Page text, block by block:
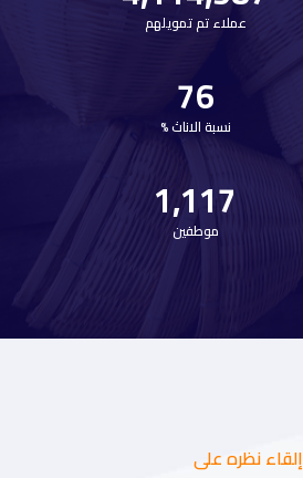
عملاء تم تمويلهم
76
نسبة الاناث %
1,117
موطفين
إلقاء نظره على